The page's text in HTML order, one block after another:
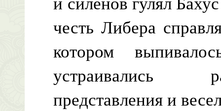
честь Либера
котором
устраивались
представления и